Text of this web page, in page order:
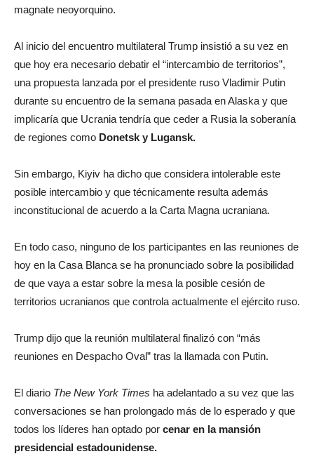
magnate neoyorquino.
Al inicio del encuentro multilateral Trump insistió a su vez en
que hoy era necesario debatir el “intercambio de territorios”,
una propuesta lanzada por el presidente ruso Vladimir Putin
durante su encuentro de la semana pasada en Alaska y que
implicaría que Ucrania tendría que ceder a Rusia la soberanía
de regiones como Donetsk y Lugansk.
Sin embargo, Kiyiv ha dicho que considera intolerable este
posible intercambio y que técnicamente resulta además
inconstitucional de acuerdo a la Carta Magna ucraniana.
En todo caso, ninguno de los participantes en las reuniones de
hoy en la Casa Blanca se ha pronunciado sobre la posibilidad
de que vaya a estar sobre la mesa la posible cesión de
territorios ucranianos que controla actualmente el ejército ruso.
Trump dijo que la reunión multilateral finalizó con “más
reuniones en Despacho Oval” tras la llamada con Putin.
El diario The New York Times ha adelantado a su vez que las
conversaciones se han prolongado más de lo esperado y que
todos los líderes han optado por cenar en la mansión
presidencial estadounidense.